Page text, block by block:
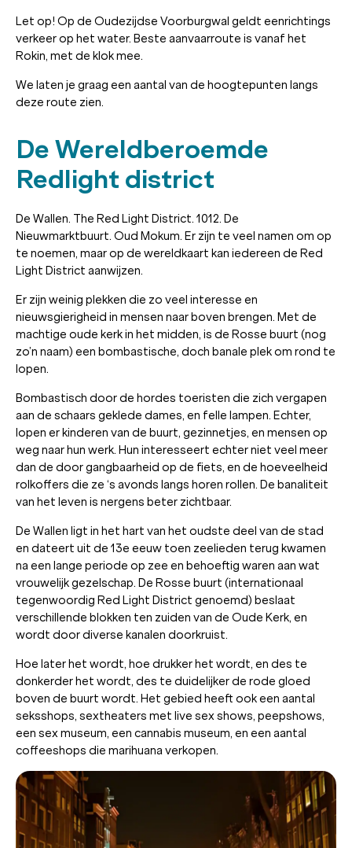
Let op! Op de Oudezijdse Voorburgwal geldt eenrichtings
verkeer op het water. Beste aanvaarroute is vanaf het
Rokin, met de klok mee.
We laten je graag een aantal van de hoogtepunten langs
deze route zien.
De Wereldberoemde
Redlight district
De Wallen. The Red Light District. 1012. De
Nieuwmarktbuurt. Oud Mokum. Er zijn te veel namen om op
te noemen, maar op de wereldkaart kan iedereen de Red
Light District aanwijzen.
Er zijn weinig plekken die zo veel interesse en
nieuwsgierigheid in mensen naar boven brengen. Met de
machtige oude kerk in het midden, is de Rosse buurt (nog
zo’n naam) een bombastische, doch banale plek om rond te
lopen.
Bombastisch door de hordes toeristen die zich vergapen
aan de schaars geklede dames, en felle lampen. Echter,
lopen er kinderen van de buurt, gezinnetjes, en mensen op
weg naar hun werk. Hun interesseert echter niet veel meer
dan de door gangbaarheid op de fiets, en de hoeveelheid
rolkoffers die ze ‘s avonds langs horen rollen. De banaliteit
van het leven is nergens beter zichtbaar.
De Wallen ligt in het hart van het oudste deel van de stad
en dateert uit de 13e eeuw toen zeelieden terug kwamen
na een lange periode op zee en behoeftig waren aan wat
vrouwelijk gezelschap. De Rosse buurt (internationaal
tegenwoordig Red Light District genoemd) beslaat
verschillende blokken ten zuiden van de Oude Kerk, en
wordt door diverse kanalen doorkruist.
Hoe later het wordt, hoe drukker het wordt, en des te
donkerder het wordt, des te duidelijker de rode gloed
boven de buurt wordt. Het gebied heeft ook een aantal
seksshops, sextheaters met live sex shows, peepshows,
een sex museum, een cannabis museum, en een aantal
coffeeshops die marihuana verkopen.